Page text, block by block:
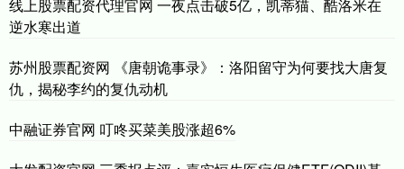
线上股票配资代理官网 一夜点击破5亿，凯蒂猫、酷洛米在
逆水寒出道
苏州股票配资网 《唐朝诡事录》：洛阳留守为何要找大唐复
仇，揭秘李约的复仇动机
中融证券官网 叮咚买菜美股涨超6%